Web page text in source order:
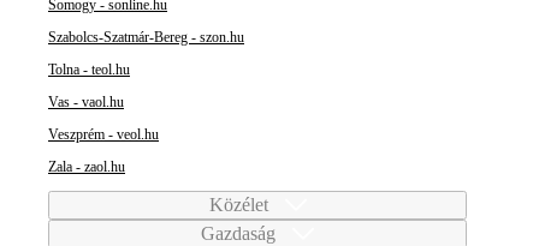
Somogy - sonline.hu
Szabolcs-Szatmár-Bereg - szon.hu
Tolna - teol.hu
Vas - vaol.hu
Veszprém - veol.hu
Zala - zaol.hu
Közélet
Gazdaság